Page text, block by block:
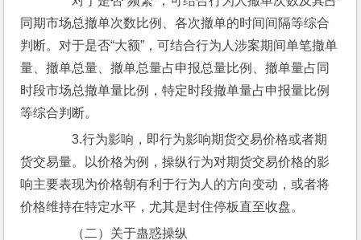
同期市场总撤单次数比例、各次撤单的时间间隔等综合
判断。对于是否“大额”，可结合行为人涉案期间单笔撤单
量、撤单总量、撤单总量占申报总量比例、撤单量占同
时段市场总撤单量比例，特定时段撤单量占申报量比例
等综合判断。
3.行为影响，即行为影响期货交易价格或者期
货交易量。以价格为例，操纵行为对期货交易价格的影
响主要表现为价格朝有利于行为人的方向变动，或者将
价格维持在特定水平，尤其是封住停板直至收盘。
（二）关于蛊惑操纵